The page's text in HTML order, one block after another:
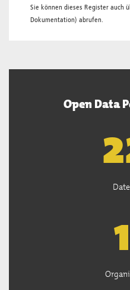
Sie können dieses Register auch
Dokumentation) abrufen.
Open Data